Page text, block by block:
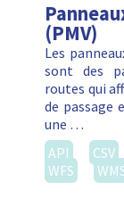
(PMV)
Les
sont des
routes qui
de passage
une …
API
CSV
WFS